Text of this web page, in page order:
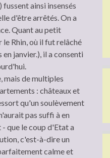
ainsi insensés
d'être arrêtés. On a
Quant au petit
Rhin, où il fut relâché
janvier.), il a consenti
mais de multiples
: châteaux et
qu'un soulèvement
pas suffi à en
que le coup d'Etat a
c'est-à-dire un
calme et